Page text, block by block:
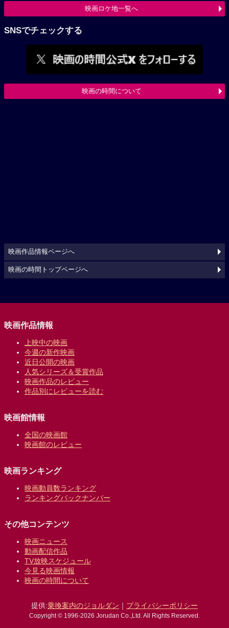
映画ロケ地一覧へ
SNSでチェックする
映画の時間について
映画作品情報ページへ
映画の時間トップページへ
映画作品情報
上映中の映画
今週の新作映画
近日公開の映画
人気シリーズ＆受賞作品
映画作品のレビュー
作品別にレビューを読む
映画館情報
全国の映画館
映画館のレビュー
映画ランキング
映画動員数ランキング
ランキングバックナンバー
その他コンテンツ
映画ニュース
動画配信作品
TV放映スケジュール
今見る映画情報
映画の時間について
提供:乗換案内のジョルダン ｜ プライバシーポリシー
Copyright © 1996-2026 Jorudan Co.,Ltd. All Rights Reserved.